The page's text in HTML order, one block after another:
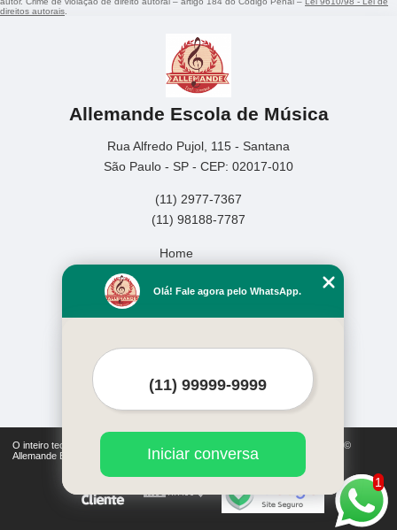
direitos autorais
Allemande Escola de Música
Rua Alfredo Pujol, 115 - Santana
São Paulo - SP - CEP: 02017-010
(11) 2977-7367
(11) 98188-7787
Home
Missão
O inteiro teor deste site está sujeito à proteção de direitos autorais. Copyright©
Allemande Escola de Música (Lei 9610 de 19/02/1998)
1
Olá! Fale agora pelo WhatsApp.
Iniciar conversa